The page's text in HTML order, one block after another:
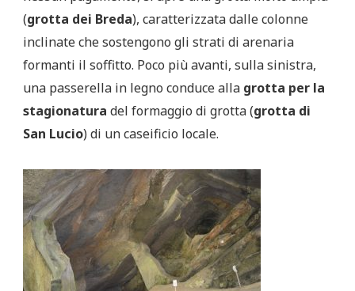
(grotta dei Breda), caratterizzata dalle colonne
inclinate che sostengono gli strati di arenaria
formanti il soffitto. Poco più avanti, sulla sinistra,
una passerella in legno conduce alla grotta per la
stagionatura del formaggio di grotta (grotta di
San Lucio) di un caseificio locale.